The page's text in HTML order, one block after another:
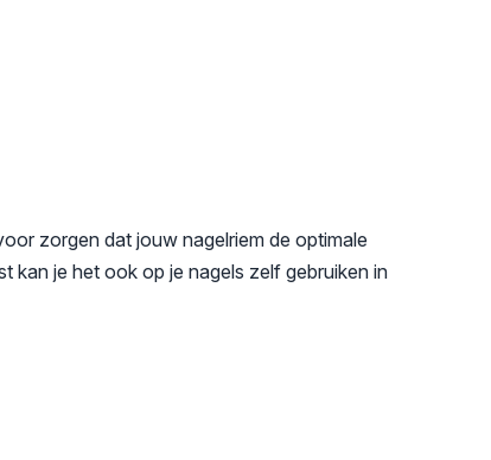
zorgen dat jouw nagelriem de optimale
kan je het ook op je nagels zelf gebruiken in